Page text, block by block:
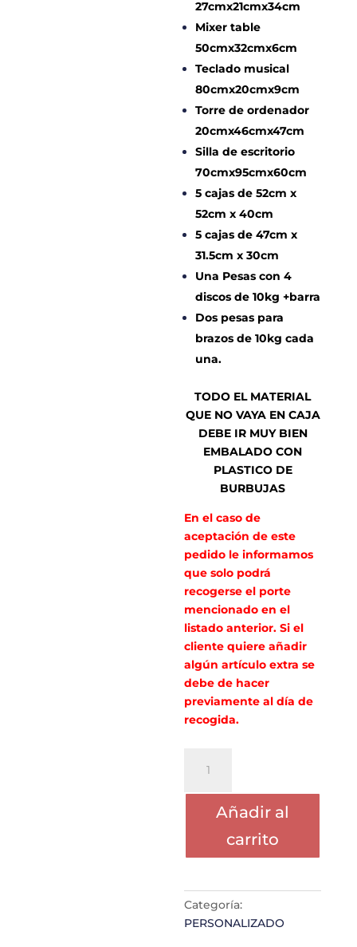
27cmx21cmx34cm
Mixer table
50cmx32cmx6cm
Teclado musical
80cmx20cmx9cm
Torre de ordenador
20cmx46cmx47cm
Silla de escritorio
70cmx95cmx60cm
5 cajas de 52cm x
52cm x 40cm
5 cajas de 47cm x
31.5cm x 30cm
Una Pesas con 4
discos de 10kg +barra
Dos pesas para
brazos de 10kg cada
una.
TODO EL MATERIAL
QUE NO VAYA EN CAJA
DEBE IR MUY BIEN
EMBALADO CON
PLASTICO DE
BURBUJAS
En el caso de
aceptación de este
pedido le informamos
que solo podrá
recogerse el porte
mencionado en el
listado anterior. Si el
cliente quiere añadir
algún artículo extra se
debe de hacer
previamente al día de
recogida.
PAOLA
GIRALDO
cantidadAñadir al
carrito
Categoría:
PERSONALIZADO